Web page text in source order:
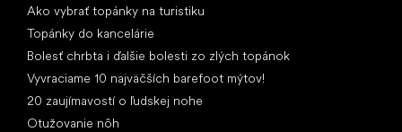
Ako vybrať topánky na turistiku
Topánky do kancelárie
Bolesť chrbta i ďalšie bolesti zo zlých topánok
Vyvraciame 10 najväčších barefoot mýtov!
20 zaujímavostí o ľudskej nohe
Otužovanie nôh